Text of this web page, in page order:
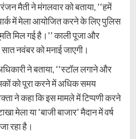
मैती ने मंगलवार को बताया, ‘‘हमें
में मेला आयोजित करने के लिए पुलिस
मिल गई है।’’ काली पूजा और
नवंबर को मनाई जाएगी।
ने बताया, ‘‘स्टॉल लगाने और
को पूरा करने में अधिक समय
ने कहा कि इस मामले में टिप्पणी करने
मेला या ‘बाजी बाजार’ मैदान में वर्ष
रहा है।